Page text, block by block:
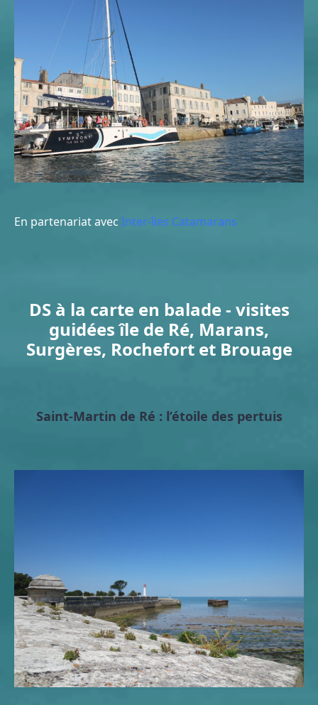
En partenariat avec Inter-îles Catamarans
DS à la carte en balade - visites
guidées île de Ré, Marans,
Surgères, Rochefort et Brouage
Saint-Martin de Ré : l’étoile des pertuis